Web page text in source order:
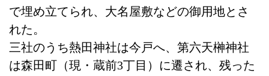
で埋め立てられ、大名屋敷などの御用地とさ
れた。
三社のうち熱田神社は今戸へ、第六天榊神社
は森田町（現・蔵前3丁目）に遷され、残った